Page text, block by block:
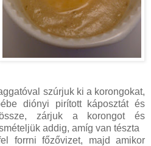
szúrjuk ki a korongokat,
diónyi pirított káposztát és
zárjuk a korongot és
addig, amíg van tészta
forrni főzővizet, majd amikor